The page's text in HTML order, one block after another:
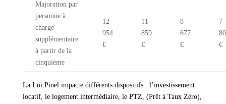
Majoration par
personne à
charge
supplémentaire
à partir de la
cinquième
12
954
€
11
859
€
8
677
€
7
€
La Loi Pinel impacte différents dispositifs : l’investissement
locatif, le logement intermédiaire, le PTZ, (Prêt à Taux Zéro),